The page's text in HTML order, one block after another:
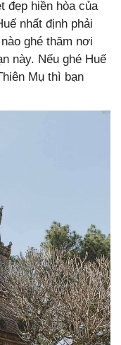
đẹp hiền hòa của
nhất định phải
ghé thăm nơi
này. Nếu ghé Huế
Mụ thì bạn